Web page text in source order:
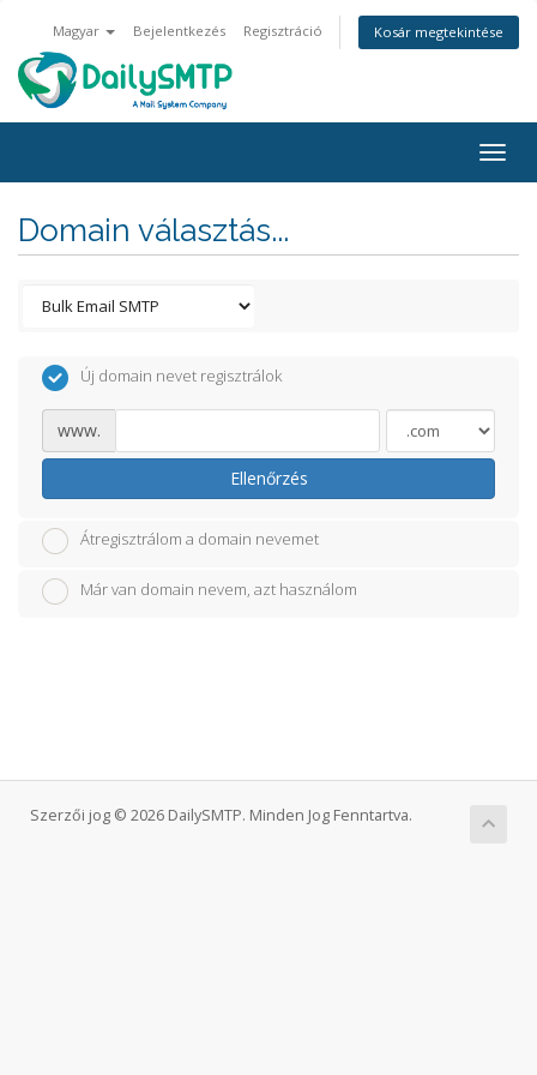
Magyar Bejelentkezés Regisztráció Kosár megtekintése
Domain választás...
Új domain nevet regisztrálok
www.
Ellenőrzés
Átregisztrálom a domain nevemet
Már van domain nevem, azt használom
Szerzői jog © 2026 DailySMTP. Minden Jog Fenntartva.